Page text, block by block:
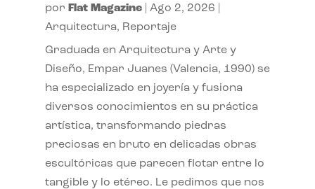
por Flat Magazine| Ago 2, 2026
Arquitectura, Reportaje
Graduada en Arquitectura y Arte y
Diseño, Empar Juanes (Valencia, 1990) se
ha especializado en joyería y fusiona
diversos conocimientos en su práctica
artística, transformando piedras
preciosas en bruto en delicadas obras
escultóricas que parecen flotar entre lo
tangible y lo etéreo. Le pedimos que nos